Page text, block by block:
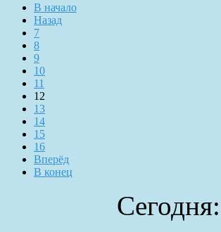
В начало
Назад
7
8
9
10
11
12
13
14
15
16
Вперёд
В конец